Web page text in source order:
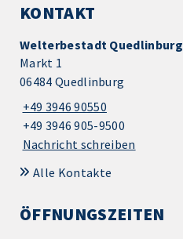
KONTAKT
Welterbestadt Quedlinburg
Markt 1
06484 Quedlinburg
+49 3946 90550
+49 3946 905-9500
Nachricht schreiben
Alle Kontakte
ÖFFNUNGSZEITEN